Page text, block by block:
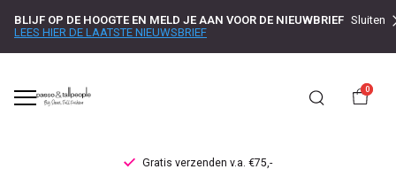
BLIJF OP DE HOOGTE EN MELD JE AAN VOOR DE NIEUWBRIEF
LEES HIER DE LAATSTE NIEUWSBRIEF
Sluiten
0
Gratis verzenden v.a. €75,-